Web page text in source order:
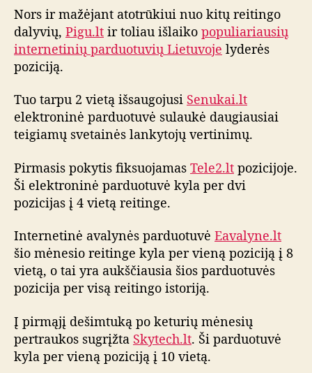
m
ė
n
e
o
i
n
e
r
o
p
a
r
u
o
t
u
Nors ir mažėjant atotrūkiui nuo kitų reitingo
dalyvių, Pigu.lt ir toliau išlaiko populiariausių
internetinių parduotuvių Lietuvoje lyderės
poziciją.
Tuo tarpu 2 vietą išsaugojusi Senukai.lt
elektroninė parduotuvė sulaukė daugiausiai
teigiamų svetainės lankytojų vertinimų.
Pirmasis pokytis fiksuojamas Tele2.lt pozicijoje.
Ši elektroninė parduotuvė kyla per dvi
pozicijas į 4 vietą reitinge.
Internetinė avalynės parduotuvė Eavalyne.lt
šio mėnesio reitinge kyla per vieną poziciją į 8
vietą, o tai yra aukščiausia šios parduotuvės
pozicija per visą reitingo istoriją.
Į pirmąjį dešimtuką po keturių mėnesių
pertraukos sugrįžta Skytech.lt. Ši parduotuvė
kyla per vieną poziciją į 10 vietą.